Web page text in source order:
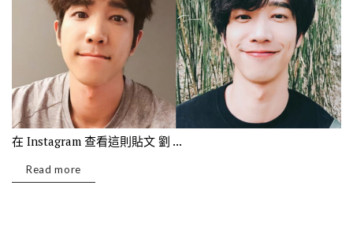
在 Instagram 查看這則貼文 劉 ...
Read more